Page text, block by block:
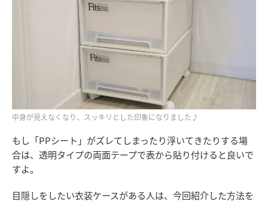
中身が見えなくなり、スッキリとした印象になりました♪
もし「PPシート」がズレてしまったり浮いてきたりする場
合は、透明タイプの両面テープで表から貼り付けると良いで
すよ。
目隠しをしたい衣装ケースがある人は、今回紹介した方法を